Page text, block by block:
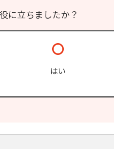
に立ちましたか？
はい